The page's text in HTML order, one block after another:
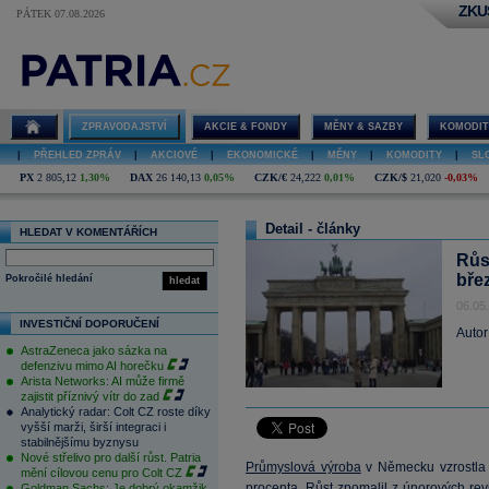
PÁTEK 07.08.2026
ZPRAVODAJSTVÍ AKCIE & FONDY MĚNY & SAZBY
PŘEHLED ZPRÁV AKCIOVÉ EKONOMICKÉ MĚNY KOMODITY
PX 2 805,12 1,30% DAX 26 140,13 0,05% CZK/€ 24,222 0,01% CZK/$ 21,020 -0,03%
HLEDAT V KOMENTÁŘÍCH
hledat
Pokročilé hledání
INVESTIČNÍ DOPORUČENÍ
AstraZeneca jako sázka na
defenzivu mimo AI horečku
Arista Networks: AI může firmě
zajistit příznivý vítr do zad
Analytický radar: Colt CZ roste díky
vyšší marži, širší integraci i
stabilnějšímu byznysu
Nové střelivo pro další růst. Patria
mění cílovou cenu pro Colt CZ
Detail - články
Průmyslová výrobav Německu vzrostla